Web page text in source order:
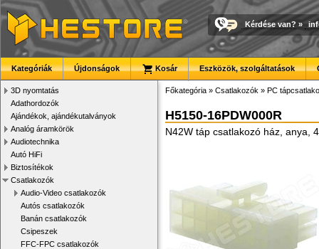
Kérdése van? »
Kategóriák Újdonságok Kosár Eszközök, szolgáltatások
3D nyomtatás
Adathordozók
Ajándékok, ajándékutalványok
Analóg áramkörök
Audiotechnika
Autó HiFi
Biztosítékok
Csatlakozók
Audio-Video csatlakozók
Autós csatlakozók
Banán csatlakozók
Csipeszek
FFC-FPC csatlakozók
Főkategória » Csatlakozók » PC
H5150-16PDW000R
N42W táp csatlakozó ház, anya,